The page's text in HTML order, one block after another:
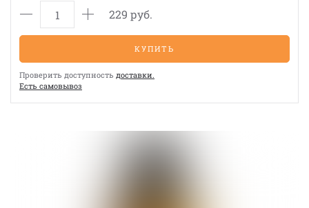
229 руб.
КУПИТЬ
Проверить доступность доставки.
Eсть cамовывоз